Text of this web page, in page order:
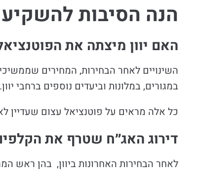
הנה הסיבות
האם יוון מיצתה את
השינויים לאחר הבחירות, המחירים
במגורים, במלונות וביעדים נוספים ברחבי יוון.​​​​​
כל אלה מראים על פוטנציאל עצום שעדיין
דירוג האג״ח שטרף את